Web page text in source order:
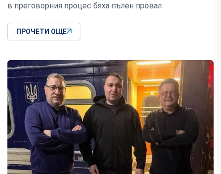
в преговорния процес бяха пълен провал
ПРОЧЕТИ ОЩЕ